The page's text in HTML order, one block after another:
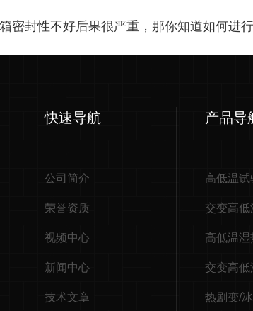
密封性不好后果很严重，那你知道如何进
快速导航
公司简介
荣誉资质
视频中心
新闻中心
技术文章
产品导
高低温试
交变高低
高低温湿
交变高低
热剧变/